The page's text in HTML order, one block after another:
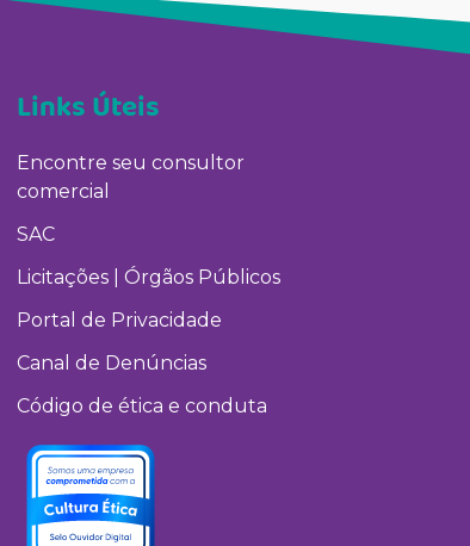
Links Úteis
Encontre seu consultor
comercial
SAC
Licitações | Órgãos Públicos
Portal de Privacidade
Canal de Denúncias
Código de ética e conduta